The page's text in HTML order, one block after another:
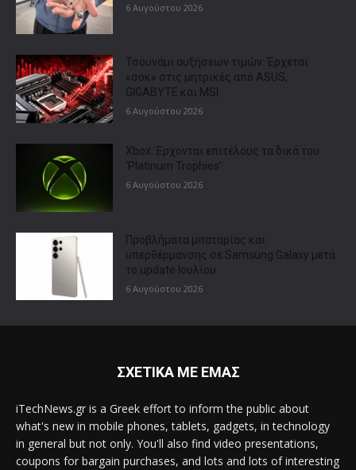
6 Αυγούστου 2026
Τσουνάμι αυξήσεων τιμών: Έρχεται
«σοκ» στις μητρικές από ASUS,
GIGABYTE και MSI
6 Αυγούστου 2026
Xbox: Έρχονται επιτέλους τα δικά του
‘Platinum Trophies’
6 Αυγούστου 2026
Προβλήματα μπαταρίας και
υπερθέρμανσης σε Samsung Galaxy μετά
το update Ιουλίου
6 Αυγούστου 2026
ΣΧΕΤΙΚΑ ΜΕ ΕΜΑΣ
iTechNews.gr is a Greek effort to inform the public about
what's new in mobile phones, tablets, gadgets, in technology
in general but not only. You'll also find video presentations,
coupons for bargain purchases, and lots and lots of interesting